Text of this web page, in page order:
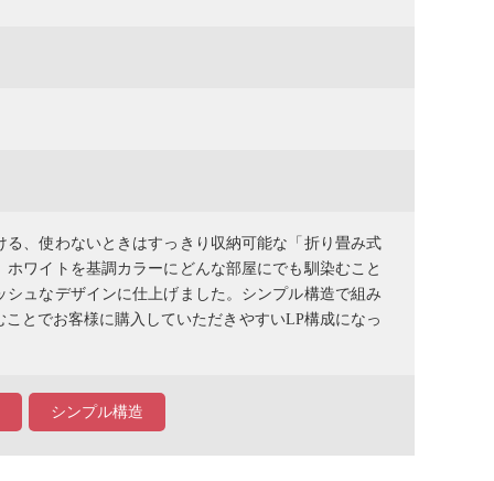
、使わないときはすっきり収納可能な「折り畳み式
ワイトを基調カラーにどんな部屋にでも馴染むこと
ュなデザインに仕上げました。シンプル構造で組み
とでお客様に購入していただきやすいLP構成になっ
シンプル構造